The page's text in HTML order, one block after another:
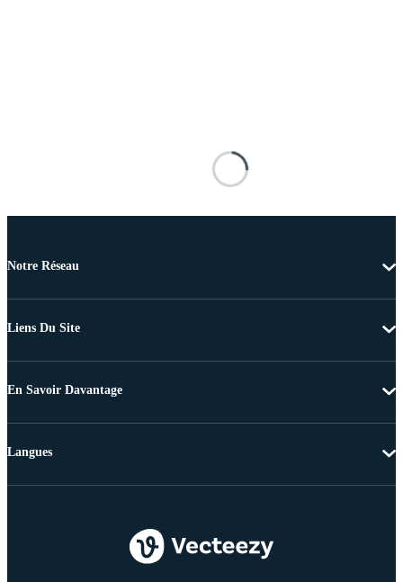
Notre Réseau
Liens Du Site
En Savoir Davantage
Langues